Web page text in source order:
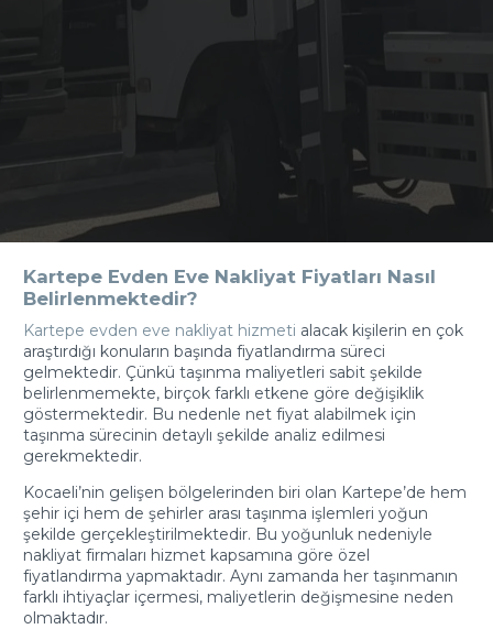
Kartepe Evden Eve Nakliyat Fiyatları Nasıl
Belirlenmektedir?
Kartepe evden eve nakliyat hizmeti alacak kişilerin en çok
araştırdığı konuların başında fiyatlandırma süreci
gelmektedir. Çünkü taşınma maliyetleri sabit şekilde
belirlenmemekte, birçok farklı etkene göre değişiklik
göstermektedir. Bu nedenle net fiyat alabilmek için
taşınma sürecinin detaylı şekilde analiz edilmesi
gerekmektedir.
Kocaeli’nin gelişen bölgelerinden biri olan Kartepe’de hem
şehir içi hem de şehirler arası taşınma işlemleri yoğun
şekilde gerçekleştirilmektedir. Bu yoğunluk nedeniyle
nakliyat firmaları hizmet kapsamına göre özel
fiyatlandırma yapmaktadır. Aynı zamanda her taşınmanın
farklı ihtiyaçlar içermesi, maliyetlerin değişmesine neden
olmaktadır.